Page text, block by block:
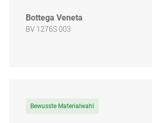
Bottega Veneta
BV 1276S 003
Bewusste Materialwahl